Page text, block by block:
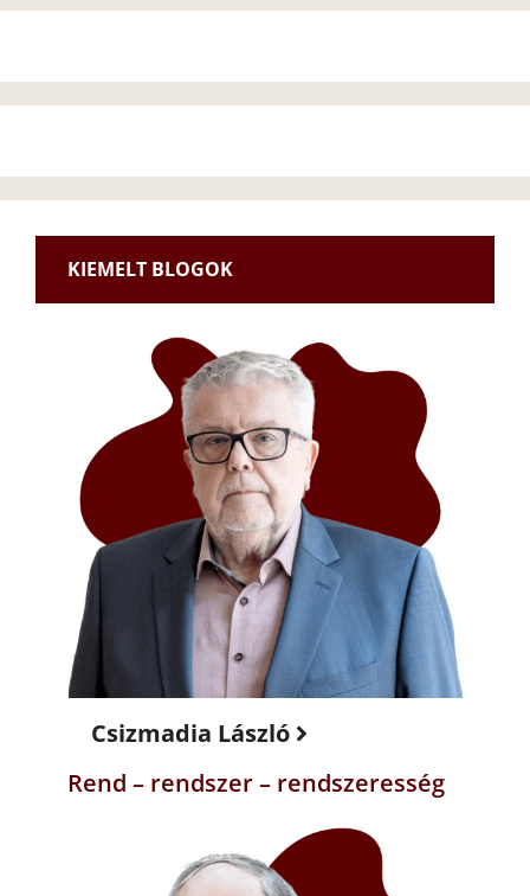
KIEMELT BLOGOK
Csizmadia László
Rend – rendszer – rendszeresség